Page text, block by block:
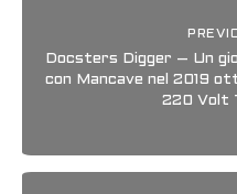
Docsters Digger – Un
con Mancave nel 2019
220 Volt